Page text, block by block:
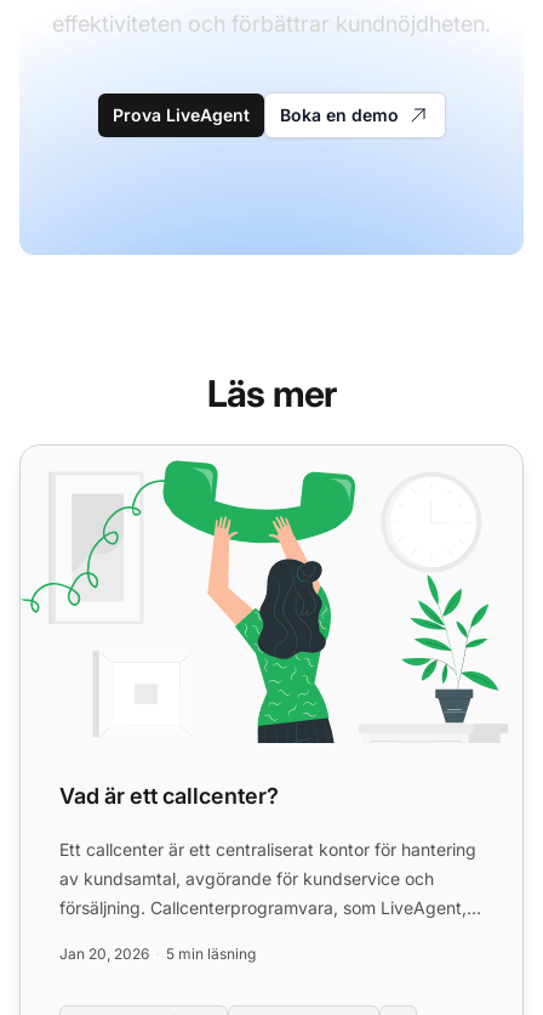
effektiviteten och förbättrar kundnöjdheten.
Prova LiveAgent Boka en demo
Läs mer
Vad är ett callcenter?
Vad är ett callcenter?
Ett callcenter är ett centraliserat kontor för hantering
av kundsamtal, avgörande för kundservice och
försäljning. Callcenterprogramvara, som LiveAgent,
Jan 20, 2026 5 min läsning